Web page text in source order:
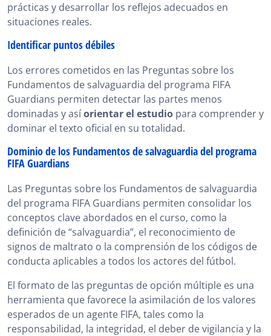
prácticas y desarrollar los reflejos adecuados en
situaciones reales.
Identificar puntos débiles
Los errores cometidos en las Preguntas sobre los
Fundamentos de salvaguardia del programa FIFA
Guardians permiten detectar las partes menos
dominadas y asíorientar el estudio para comprender y
dominar el texto oficial en su totalidad.
Dominio de los Fundamentos de salvaguardia del programa
FIFA Guardians
Las Preguntas sobre los Fundamentos de salvaguardia
del programa FIFA Guardians permiten consolidar los
conceptos clave abordados en el curso, como la
definición de “salvaguardia”, el reconocimiento de
signos de maltrato o la comprensión de los códigos de
conducta aplicables a todos los actores del fútbol.
El formato de las preguntas de opción múltiple es una
herramienta que favorece la asimilación de los valores
esperados de un agente FIFA, tales como la
responsabilidad, la integridad, el deber de vigilancia y la